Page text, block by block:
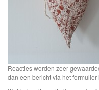
Reacties worden zeer
dan een bericht via het formulier